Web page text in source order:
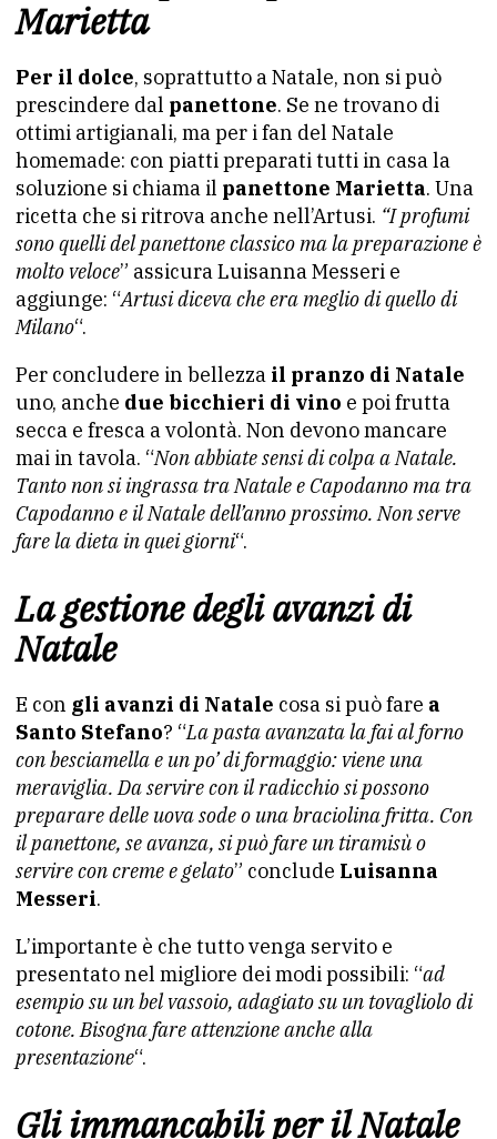
Marietta
Per il dolce, soprattutto a Natale, non si può
prescindere dal panettone. Se ne trovano di
ottimi artigianali, ma per i fan del Natale
homemade: con piatti preparati tutti in casa la
soluzione si chiama il panettone Marietta. Una
ricetta che si ritrova anche nell’Artusi. “I profumi
sono quelli del panettone classico ma la preparazione è
molto veloce” assicura Luisanna Messeri e
aggiunge: “Artusi diceva che era meglio di quello di
Milano“.
Per concludere in bellezza il pranzo di Natale
uno, anche due bicchieri di vino e poi frutta
secca e fresca a volontà. Non devono mancare
mai in tavola. “Non abbiate sensi di colpa a Natale.
Tanto non si ingrassa tra Natale e Capodanno ma tra
Capodanno e il Natale dell’anno prossimo. Non serve
fare la dieta in quei giorni“.
La gestione degli avanzi di
Natale
E con gli avanzi di Natale cosa si può fare a
Santo Stefano? “La pasta avanzata la fai al forno
con besciamella e un po’ di formaggio: viene una
meraviglia. Da servire con il radicchio si possono
preparare delle uova sode o una braciolina fritta. Con
il panettone, se avanza, si può fare un tiramisù o
servire con creme e gelato” conclude Luisanna
Messeri.
L’importante è che tutto venga servito e
presentato nel migliore dei modi possibili: “ad
esempio su un bel vassoio, adagiato su un tovagliolo di
cotone. Bisogna fare attenzione anche alla
presentazione“.
Gli immancabili per il Natale